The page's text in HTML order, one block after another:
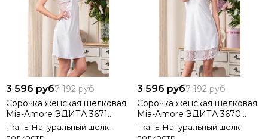
3 596 руб7 192 руб
Сорочка женская шелковая
Mia-Amore ЭДИТА 3671
белый
Ткань: Натуральный шелк-
3 596 руб7 192 руб
Сорочка женская шелковая
Mia-Amore ЭДИТА 3670
белый
Ткань: Натуральный шелк-